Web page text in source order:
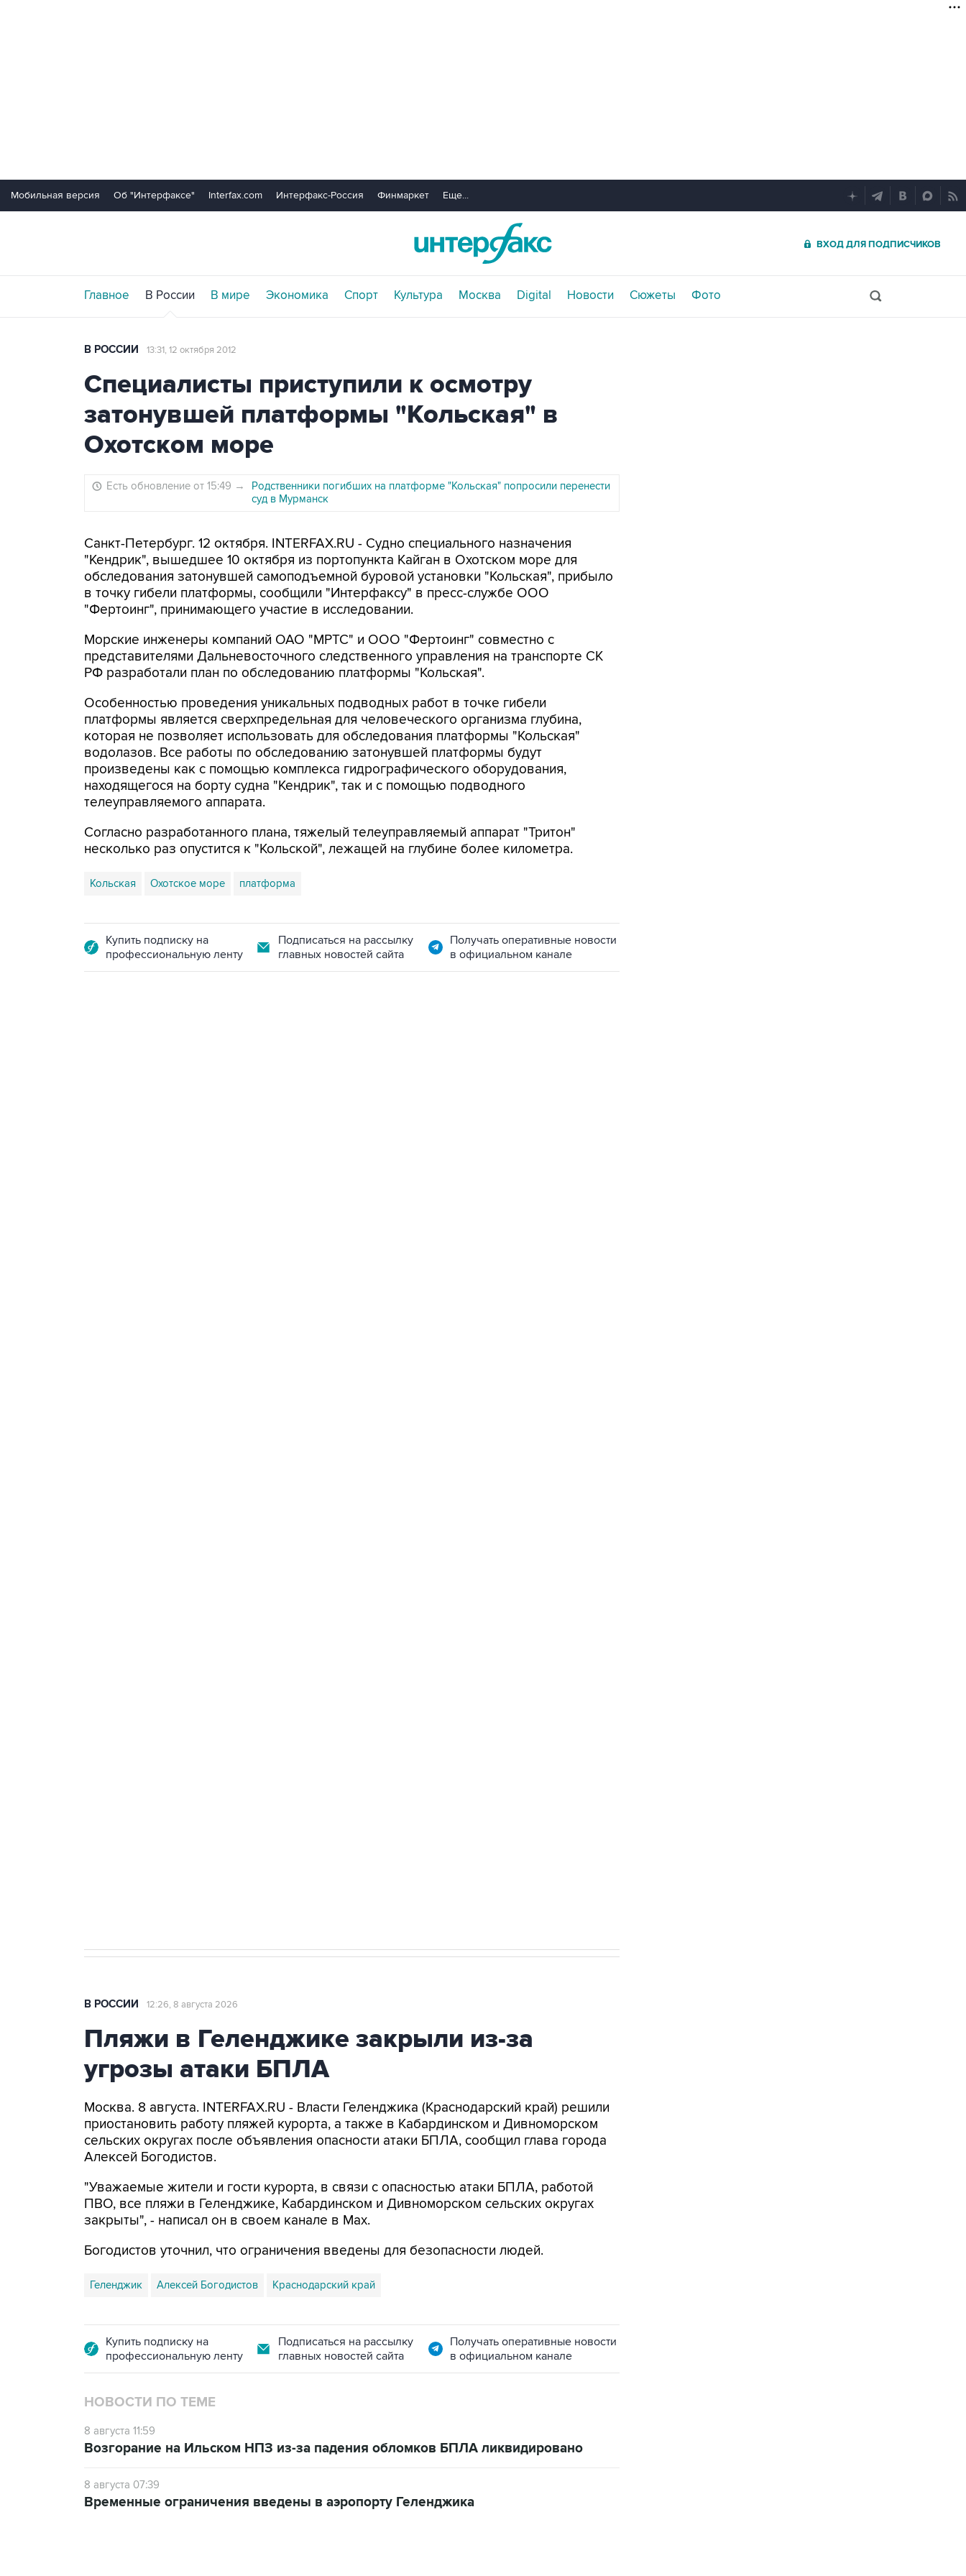
Мобильная версия Об "Интерфаксе" Interfax.com Интерфакс-Россия Финмаркет Еще...
ВХОД ДЛЯ ПОДПИСЧИКОВ
Главное В России В мире Экономика Спорт Культура Москва Digital Новости Сюжеты Фото
В РОССИИ 13:31, 12 октября 2012
Специалисты приступили к осмотру
затонувшей платформы "Кольская" в
Охотском море
Есть обновление от 15:49 →
Родственники погибших на платформе "Кольская" попросили перенести
суд в Мурманск
Санкт-Петербург. 12 октября. INTERFAX.RU - Судно специального назначения
"Кендрик", вышедшее 10 октября из портопункта Кайган в Охотском море для
обследования затонувшей самоподъемной буровой установки "Кольская", прибыло
в точку гибели платформы, сообщили "Интерфаксу" в пресс-службе ООО
"Фертоинг", принимающего участие в исследовании.
Морские инженеры компаний ОАО "МРТС" и ООО "Фертоинг" совместно с
представителями Дальневосточного следственного управления на транспорте СК
РФ разработали план по обследованию платформы "Кольская".
Особенностью проведения уникальных подводных работ в точке гибели
платформы является сверхпредельная для человеческого организма глубина,
которая не позволяет использовать для обследования платформы "Кольская"
водолазов. Все работы по обследованию затонувшей платформы будут
произведены как с помощью комплекса гидрографического оборудования,
находящегося на борту судна "Кендрик", так и с помощью подводного
телеуправляемого аппарата.
Согласно разработанного плана, тяжелый телеуправляемый аппарат "Тритон"
несколько раз опустится к "Кольской", лежащей на глубине более километра.
Кольская Охотское море платформа
Купить подписку на
профессиональную ленту
Подписаться на рассылку
главных новостей сайта
Получать оперативные новости
в официальном канале
В РОССИИ 12:26, 8 августа 2026
Пляжи в Геленджике закрыли из-за
угрозы атаки БПЛА
Москва. 8 августа. INTERFAX.RU - Власти Геленджика (Краснодарский край) решили
приостановить работу пляжей курорта, а также в Кабардинском и Дивноморском
сельских округах после объявления опасности атаки БПЛА, сообщил глава города
Алексей Богодистов.
"Уважаемые жители и гости курорта, в связи с опасностью атаки БПЛА, работой
ПВО, все пляжи в Геленджике, Кабардинском и Дивноморском сельских округах
закрыты", - написал он в своем канале в Max.
Богодистов уточнил, что ограничения введены для безопасности людей.
Геленджик Алексей Богодистов Краснодарский край
Купить подписку на
профессиональную ленту
Подписаться на рассылку
главных новостей сайта
Получать оперативные новости
в официальном канале
НОВОСТИ ПО ТЕМЕ
8 августа 11:59
Возгорание на Ильском НПЗ из-за падения обломков БПЛА ликвидировано
8 августа 07:39
Временные ограничения введены в аэропорту Геленджика